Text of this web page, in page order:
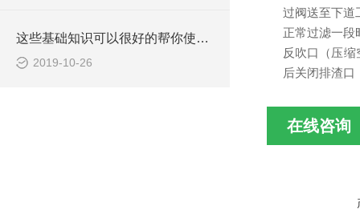
这些基础知识可以很好的帮你使用全自动烛式过滤器
2019-10-26
过阀送至下道
正常过滤一
反吹口（压
后关闭排渣
在线咨询